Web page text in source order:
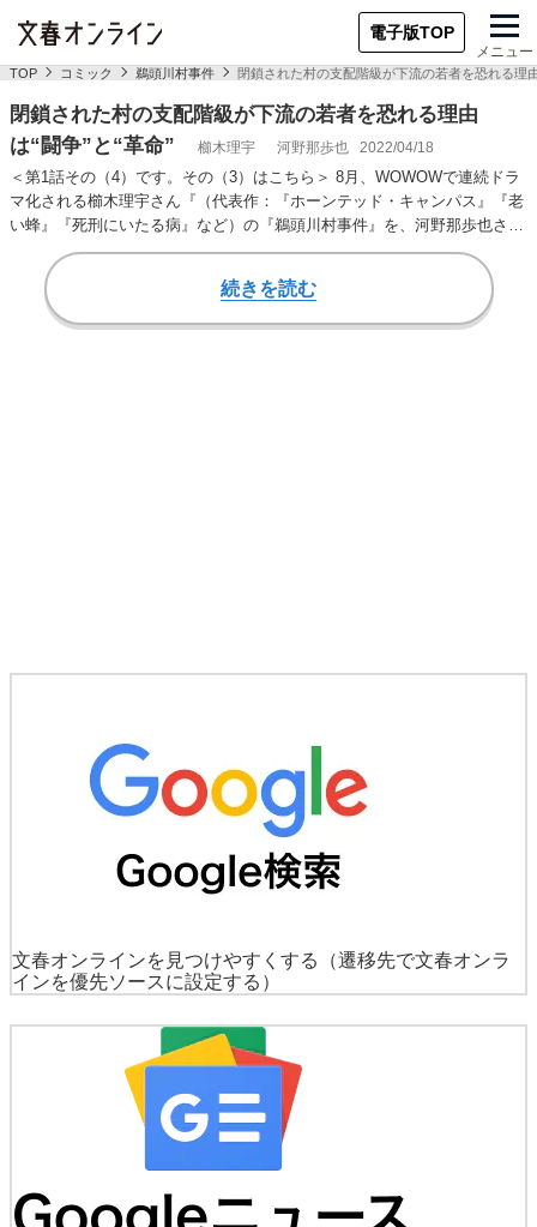
電子版TOP
メニュー
TOP コミック 鵜頭川村事件 閉鎖された村の支配階級が下流の若者を恐れる理
閉鎖された村の支配階級が下流の若者を恐れる理由
は“闘争”と“革命”
櫛木理宇 河野那歩也 2022/04/18
＜第1話その（4）です。その（3）はこちら＞ 8月、WOWOWで連続ドラ
マ化される櫛木理宇さん『（代表作：『ホーンテッド・キャンパス』『老
い蜂』『死刑にいたる病』など）の『鵜頭川村事件』を、河野那歩也さん
（代表作：『…
続きを読む
文春オンラインを見つけやすくする
（遷移先で文春オンラ
インを優先ソースに設定する）